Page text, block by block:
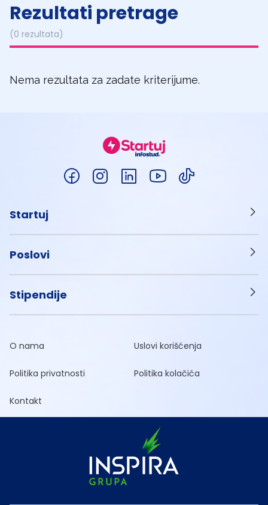
Rezultati pretrage
(0 rezultata)
Nema rezultata za zadate kriterijume.
Startuj
Poslovi
Stipendije
O nama Uslovi korišćenja
Politika privatnosti Politika kolačića
Kontakt